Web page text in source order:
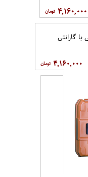
۴,۱۶۰,۰۰۰
وات صنعتی با گارانتی
۴,۱۶۰,۰۰۰